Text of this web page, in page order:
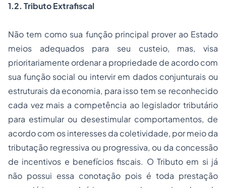
1.2. Tributo Extrafiscal
Não tem como sua função principal prover ao Estado
meios adequados para seu custeio, mas, visa
prioritariamente ordenar a propriedade de acordo com
sua função social ou intervir em dados conjunturais ou
estruturais da economia, para isso tem se reconhecido
cada vez mais a competência ao legislador tributário
para estimular ou desestimular comportamentos, de
acordo com os interesses da coletividade, por meio da
tributação regressiva ou progressiva, ou da concessão
de incentivos e benefícios fiscais. O Tributo em si já
não possui essa conotação pois é toda prestação